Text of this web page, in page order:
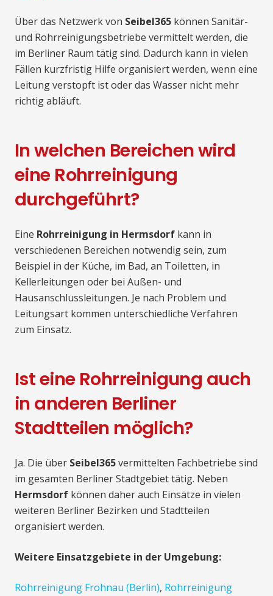
Über das Netzwerk von Seibel365 können Sanitär-
und Rohrreinigungsbetriebe vermittelt werden, die
im Berliner Raum tätig sind. Dadurch kann in vielen
Fällen kurzfristig Hilfe organisiert werden, wenn eine
Leitung verstopft ist oder das Wasser nicht mehr
richtig abläuft.
In welchen Bereichen wird
eine Rohrreinigung
durchgeführt?
Eine Rohrreinigung in Hermsdorf kann in
verschiedenen Bereichen notwendig sein, zum
Beispiel in der Küche, im Bad, an Toiletten, in
Kellerleitungen oder bei Außen- und
Hausanschlussleitungen. Je nach Problem und
Leitungsart kommen unterschiedliche Verfahren
zum Einsatz.
Ist eine Rohrreinigung auch
in anderen Berliner
Stadtteilen möglich?
Ja. Die über Seibel365vermittelten Fachbetriebe sind
im gesamten Berliner Stadtgebiet tätig. Neben
Hermsdorf können daher auch Einsätze in vielen
weiteren Berliner Bezirken und Stadtteilen
organisiert werden.
Weitere Einsatzgebiete in der Umgebung:
Rohrreinigung Frohnau (Berlin), Rohrreinigung